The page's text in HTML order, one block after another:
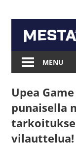
content
Mesta.net
MENU
Upea
punaisella
vilauttelua!